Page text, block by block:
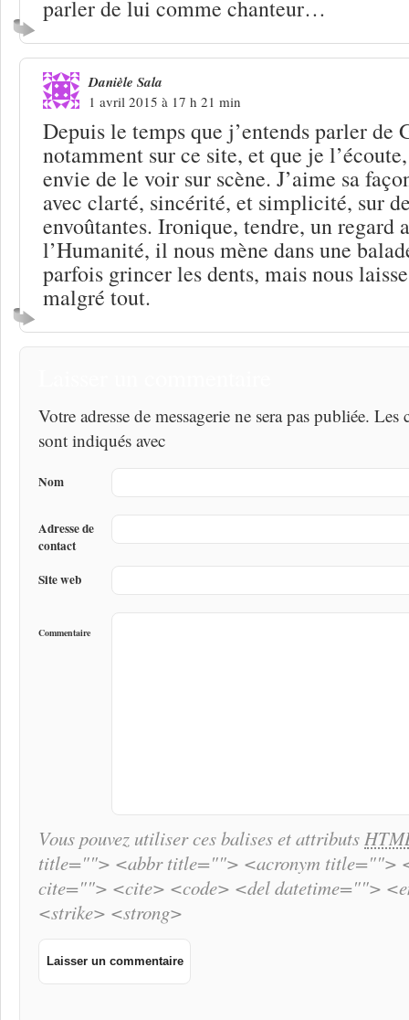
parler de lui comme chanteur…
Danièle Sala
1 avril 2015 à 17 h 21 min
Depuis le temps que j’entends parler de
notamment sur ce site, et que je
envie de le voir sur scène. J’aime sa
avec clarté, sincérité, et simplicité, sur
envoûtantes. Ironique, tendre, un regard
l’Humanité, il nous mène dans une
parfois grincer les dents, mais nous
malgré tout.
Votre adresse de messagerie ne sera pas publiée.
sont indiqués avec
Nom
Adresse de
contact
Site web
Commentaire
Vous pouvez utiliser ces balises et attributs
title=""> <abbr title=""> <acronym title="">
cite=""> <cite> <code> <del datetime="">
<strike> <strong>